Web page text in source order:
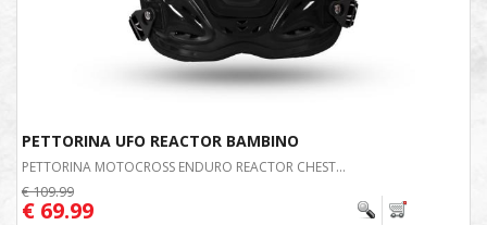
PETTORINA UFO REACTOR BAMBINO
PETTORINA MOTOCROSS ENDURO REACTOR CHEST...
€ 109.99
€ 69.99